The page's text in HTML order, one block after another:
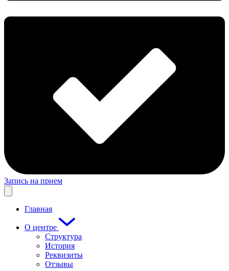
Запись на прием
Главная
О центре
Структура
История
Реквизиты
Отзывы